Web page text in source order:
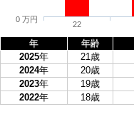
22
0 万円
年 年齢
2025年 21歳
2024年 20歳
2023年 19歳
2022年 18歳